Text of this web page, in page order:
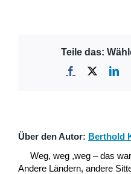
Teile das:
Facebook
Über den Autor: Berthold
Weg, weg ,weg – das
Andere Ländern, andere